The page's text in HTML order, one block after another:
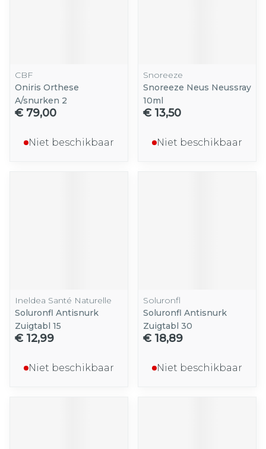
CBF
Oniris Orthese
A/snurken 2
€ 79,00
Niet beschikbaar
Snoreeze
Snoreeze Neus Neussray
10ml
€ 13,50
Niet beschikbaar
Ineldea Santé Naturelle
Soluronfl Antisnurk
Zuigtabl 15
€ 12,99
Niet beschikbaar
Soluronfl
Soluronfl Antisnurk
Zuigtabl 30
€ 18,89
Niet beschikbaar